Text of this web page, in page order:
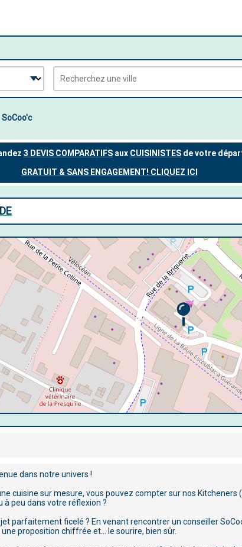
SoCoo'c
dans notre univers !
cuisine sur mesure, vous pouvez compter sur nos Kitcheners
à peu dans votre réflexion ?
parfaitement ficelé ? En venant rencontrer un conseiller
proposition chiffrée et… le sourire, bien sûr.